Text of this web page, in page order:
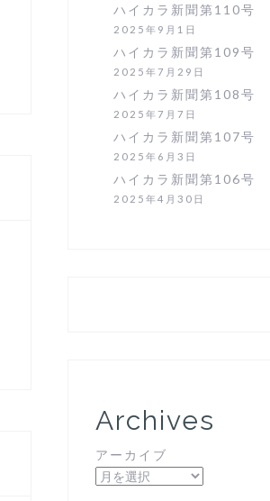
ハイカラ新聞第110号
2025年9月1日
ハイカラ新聞第109号
2025年7月29日
ハイカラ新聞第108号
2025年7月7日
ハイカラ新聞第107号
2025年6月3日
ハイカラ新聞第106号
2025年4月30日
Archives
アーカイブ